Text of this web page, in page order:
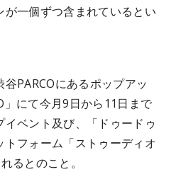
が一個ずつ含まれているとい
PARCOにあるポップアッ
」にて今月9日から11日まで
ベント及び、「ドゥードゥ
フォーム「ストゥーディオ
るとのこと。